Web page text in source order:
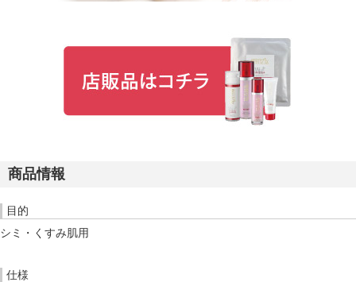
商品情報
目的
シミ・くすみ肌用
仕様